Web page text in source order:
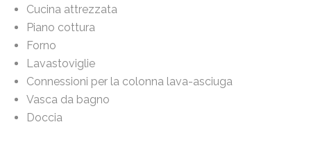
Cucina attrezzata
Piano cottura
Forno
Lavastoviglie
Connessioni per la colonna lava-asciuga
Vasca da bagno
Doccia